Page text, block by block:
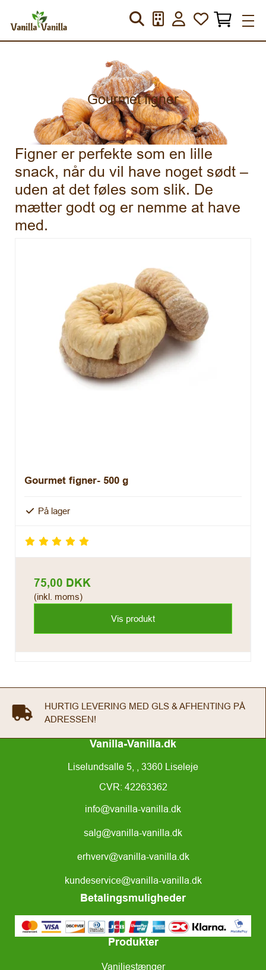
Gourmet figner
Figner er perfekte som en lille
snack, når du vil have noget sødt –
uden at det føles som slik. De
mætter godt og er nemme at have
med.
Gourmet figner- 500 g
På lager
75,00 DKK
(inkl. moms)
Vis produkt
HURTIG LEVERING MED GLS & AFHENTING PÅ
ADRESSEN!
Vanilla-Vanilla.dk
Liselundsalle 5, , 3360 Liseleje
CVR: 42263362
info@vanilla-vanilla.dk
salg@vanilla-vanilla.dk
erhverv@vanilla-vanilla.dk
kundeservice@vanilla-vanilla.dk
Betalingsmuligheder
Produkter
Vaniljestænger